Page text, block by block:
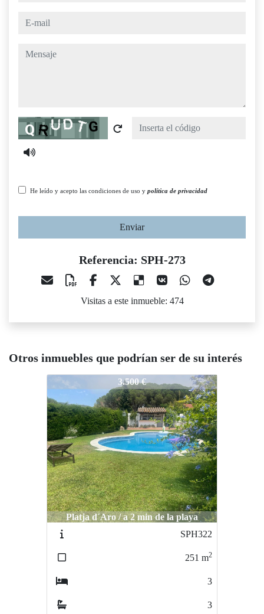
e-mail
mensaje
Captcha
He leído y acepto las condiciones de uso y política de privacidad
Enviar
Referencia: SPH-273
Visitas a este inmueble: 474
Otros inmuebles que podrían ser de su interés
SPH-273
3.500 €
Platja d´Aro / a 2 min de la playa
SPH322
251 m2
3
3